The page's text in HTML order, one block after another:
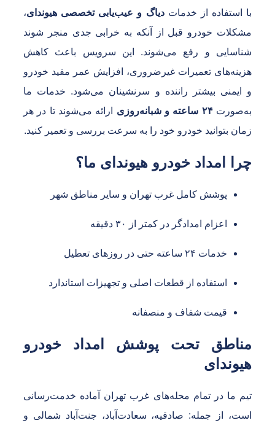
استفاده از خدماتدیاگ و عیب‌یابی تخصصی هیوندای،
خودرو قبل از آنکه به خرابی جدی منجر شوند
و رفع می‌شوند. این سرویس باعث کاهش
تعمیرات غیرضروری، افزایش عمر مفید خودرو
ایمنی بیشتر راننده و سرنشینان می‌شود. خدمات ما
۲۴ ساعته و شبانه‌روزی
ارائه می‌شوند تا در هر
بتوانید خودرو خود را به سرعت بررسی و تعمیر کنید.
امداد خودرو هیوندای ما؟
پوشش کامل غرب تهران و سایر مناطق شهر
اعزام امدادگر در کمتر از ۳۰ دقیقه
خدمات ۲۴ ساعته حتی در روزهای تعطیل
استفاده از قطعات اصلی و تجهیزات استاندارد
قیمت شفاف و منصفانه
تحت پوشش امداد خودرو
ما در تمام محله‌های غرب تهران آماده خدمت‌رسانی
از جمله: صادقیه، سعادت‌آباد، جنت‌آباد شمالی و